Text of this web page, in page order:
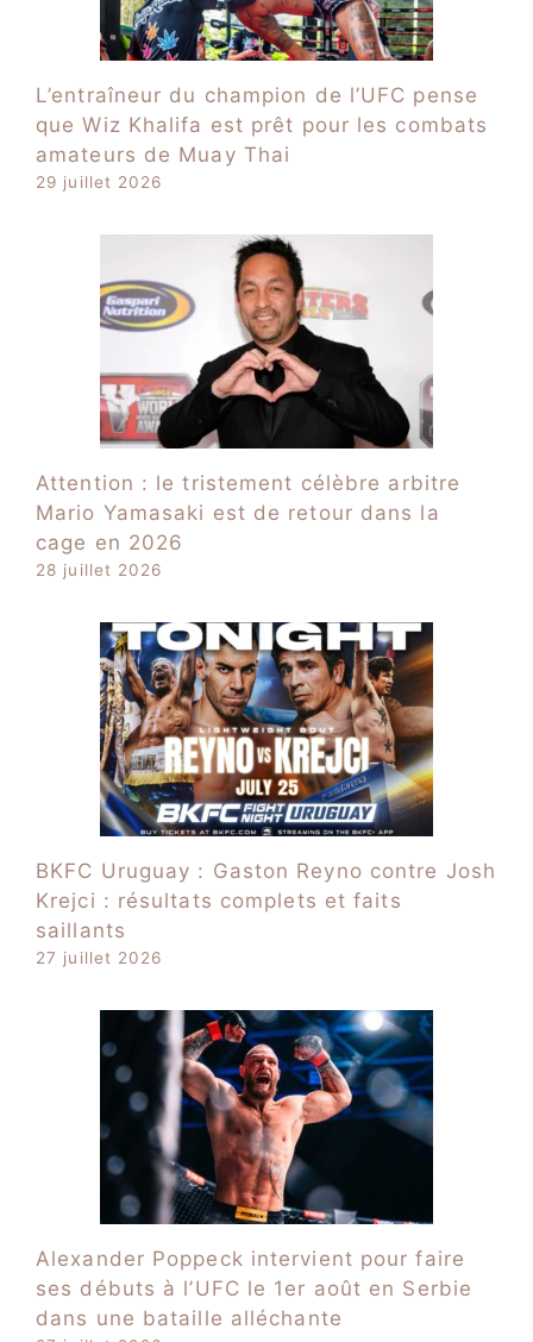
L’entraîneur du champion de l’UFC pense
que Wiz Khalifa est prêt pour les combats
amateurs de Muay Thai
29 juillet 2026
Attention : le tristement célèbre arbitre
Mario Yamasaki est de retour dans la
cage en 2026
28 juillet 2026
BKFC Uruguay : Gaston Reyno contre Josh
Krejci : résultats complets et faits
saillants
27 juillet 2026
Alexander Poppeck intervient pour faire
ses débuts à l’UFC le 1er août en Serbie
dans une bataille alléchante